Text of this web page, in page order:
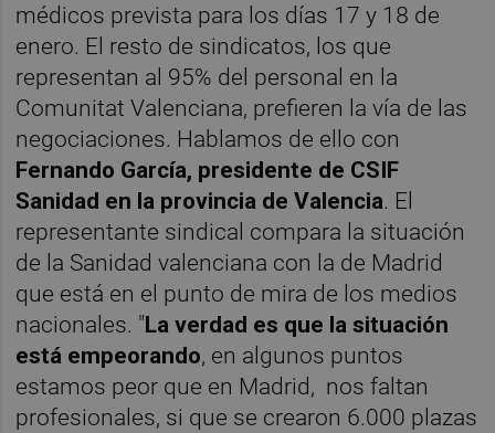
médicos prevista para los días 17 y 18 de
enero. El resto de sindicatos, los que
representan al 95% del personal en la
Comunitat Valenciana, prefieren la vía de las
negociaciones. Hablamos de ello con
Fernando García, presidente de CSIF
Sanidad en la provincia de Valencia. El
representante sindical compara la situación
de la Sanidad valenciana con la de Madrid
que está en el punto de mira de los medios
nacionales. "La verdad es que la situación
está empeorando, en algunos puntos
estamos peor que en Madrid, nos faltan
profesionales, si que se crearon 6.000 plazas